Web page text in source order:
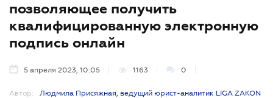
позволяющее получить
квалифицированную электронную
подпись онлайн
5 апреля 2023, 10:05 1163 0
Автор:
Людмила Присяжная, ведущий юрист-аналитик LIGA ZAKON